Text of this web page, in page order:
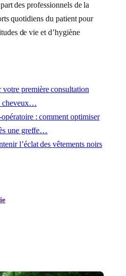
des professionnels de la
quotidiens du patient pour
de vie et d’hygiène
votre première consultation
cheveux…
: comment optimiser
une greffe…
l’éclat des vêtements noirs